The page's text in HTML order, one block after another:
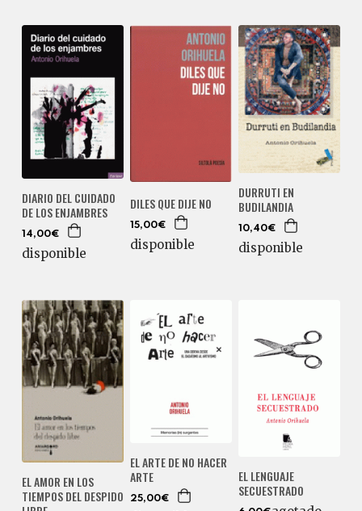
DIARIO DEL CUIDADO
DE LOS ENJAMBRES
14,00€
disponible
DILES QUE DIJE NO
15,00€
disponible
DURRUTI EN
BUDILANDIA
10,40€
disponible
EL AMOR EN LOS
TIEMPOS DEL DESPIDO
EL ARTE DE NO HACER
ARTE
25,00€
EL LENGUAJE
SECUESTRADO